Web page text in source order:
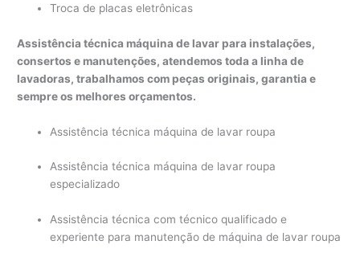
Troca de placas eletrônicas
Assistência técnica máquina de lavar para instalações,
consertos e manutenções, atendemos toda a linha de
lavadoras, trabalhamos com peças originais, garantia e
sempre os melhores orçamentos.
Assistência técnica máquina de lavar roupa
Assistência técnica máquina de lavar roupa
especializado
Assistência técnica com técnico qualificado e
experiente para manutenção de máquina de lavar roupa